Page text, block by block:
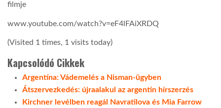
filmje
www.youtube.com/watch?v=eF4lFAiXRDQ
(Visited 1 times, 1 visits today)
Kapcsolódó Cikkek
Argentína: Vádemelés a Nisman-ügyben
Átszervezkedés: újraalakul az argentin hírszerzés
Kirchner levélben reagál Navratilova és Mia Farrow